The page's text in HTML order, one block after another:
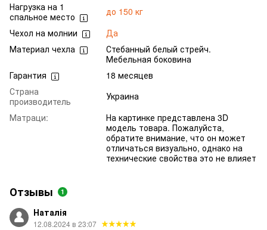
Нагрузка на 1
спальное место
до 150 кг
Чехол на молнии
Да
Материал чехла
Стебанный белый стрейч.
Мебельная боковина
Гарантия
18 месяцев
Страна
производитель
Украина
Матраци:
На картинке представлена 3D
модель товара. Пожалуйста,
обратите внимание, что он может
отличаться визуально, однако на
технические свойства это не влияет
Отзывы 1
Наталія
12.08.2024 в 23:07